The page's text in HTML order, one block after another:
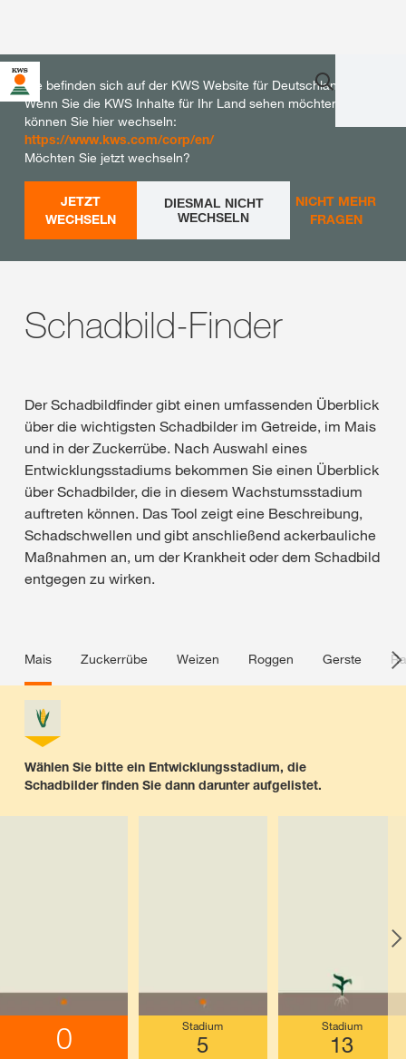
Sie befinden sich auf der KWS Website für Deutschland.
Wenn Sie die KWS Inhalte für Ihr Land sehen möchten,
können Sie hier wechseln:
https://www.kws.com/corp/en/
Möchten Sie jetzt wechseln?
JETZT
WECHSELN
DIESMAL NICHT
WECHSELN
NICHT MEHR
FRAGEN
Schadbild-Finder
Der Schadbildfinder gibt einen umfassenden Überblick
über die wichtigsten Schadbilder im Getreide, im Mais
und in der Zuckerrübe. Nach Auswahl eines
Entwicklungsstadiums bekommen Sie einen Überblick
über Schadbilder, die in diesem Wachstumsstadium
auftreten können. Das Tool zeigt eine Beschreibung,
Schadschwellen und gibt anschließend ackerbauliche
Maßnahmen an, um der Krankheit oder dem Schadbild
entgegen zu wirken.
Mais Zuckerrübe Weizen Roggen Gerste
Wählen Sie bitte ein Entwicklungsstadium, die
Schadbilder finden Sie dann darunter aufgelistet.
0 Stadium
5
Stadium
13